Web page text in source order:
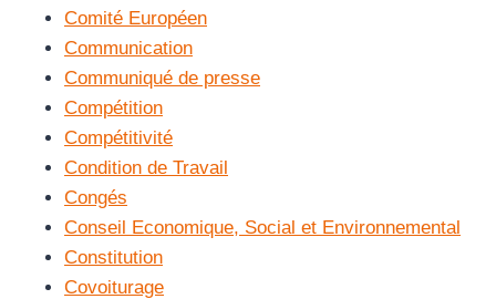
Comité Européen
Communication
Communiqué de presse
Compétition
Compétitivité
Condition de Travail
Congés
Conseil Economique, Social et Environnemental
Constitution
Covoiturage